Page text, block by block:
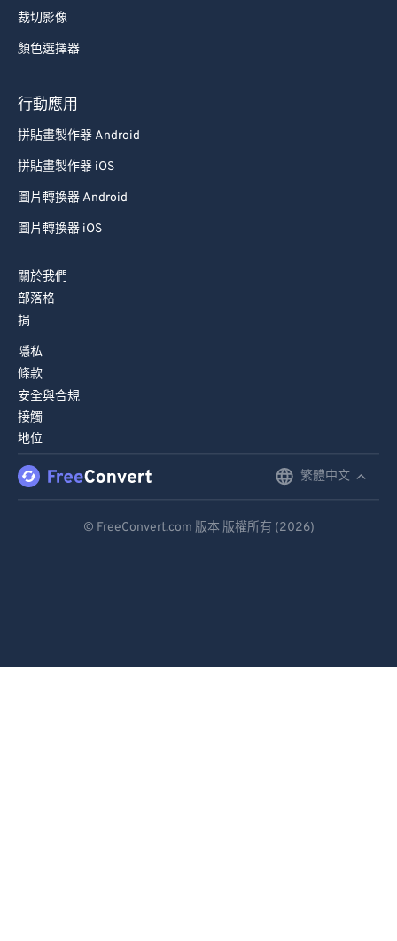
裁切影像
顏色選擇器
行動應用
拼貼畫製作器 Android
拼貼畫製作器 iOS
圖片轉換器 Android
圖片轉換器 iOS
關於我們
部落格
捐
隱私
條款
安全與合規
接觸
地位
繁體中文
© FreeConvert.com 版本 版權所有 (2026)